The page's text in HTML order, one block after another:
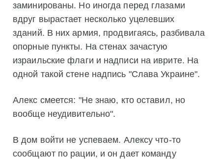
заминированы. Но иногда перед глазами
вдруг вырастает несколько уцелевших
зданий. В них армия, продвигаясь, разбивала
опорные пункты. На стенах зачастую
израильские флаги и надписи на иврите. На
одной такой стене надпись "Слава Украине".
Алекс смеется: "Не знаю, кто оставил, но
вообще неудивительно".
В дом войти не успеваем. Алексу что-то
сообщают по рации, и он дает команду